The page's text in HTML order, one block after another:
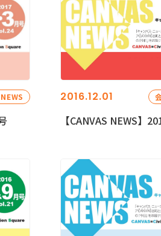
2016.12.01
【CANVAS NEWS】